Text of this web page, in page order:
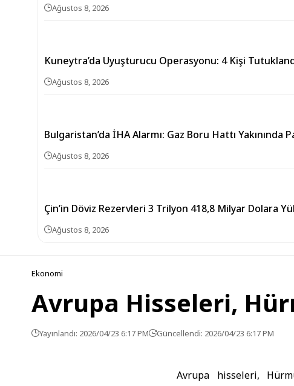
Ağustos 8, 2026
Kuneytra’da Uyuşturucu Operasyonu: 4 Kişi
Ağustos 8, 2026
Bulgaristan’da İHA Alarmı: Gaz Boru Hattı Yakınında
Ağustos 8, 2026
Çin’in Döviz Rezervleri 3 Trilyon 418,8 Milyar Dolara
Ağustos 8, 2026
Ekonomi
Avrupa Hisseleri,
Yayınlandı: 2026/04/23 6:17 PM Güncellendi: 2026/04/23 6:17 PM
Avrupa hisseleri,